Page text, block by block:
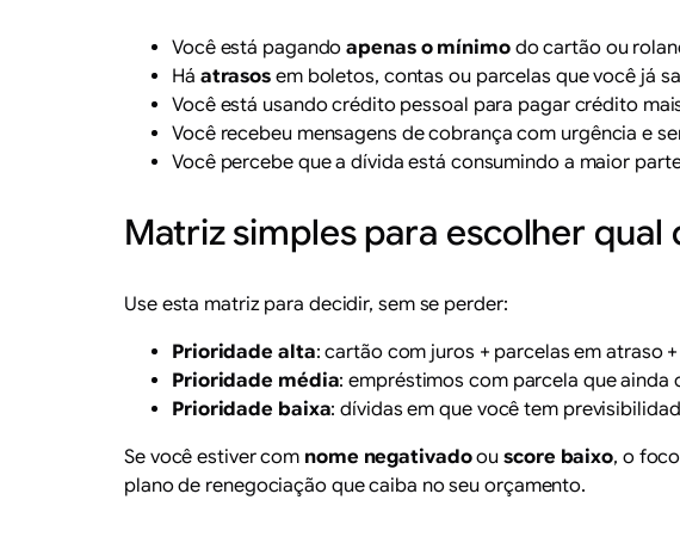
Você está pagandoapenas o mínimodo cartão ou
Há atrasos em boletos, contas ou parcelas que você já
Você está usando crédito pessoal para pagar crédito
Você recebeu mensagens de cobrança com urgência e
Você percebe que a dívida está consumindo a maior
Matriz simples para escolher
Use esta matriz para decidir, sem se perder:
Prioridade alta: cartão com juros + parcelas em atraso
Prioridade média: empréstimos com parcela que
Prioridade baixa: dívidas em que você tem
Se você estiver com nome negativadoouscore baixo, o
plano de renegociação que caiba no seu orçamento.